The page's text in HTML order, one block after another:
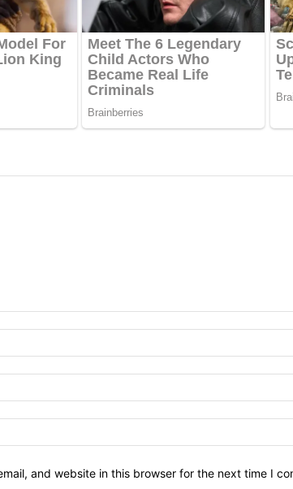
and website in this browser for the next time I